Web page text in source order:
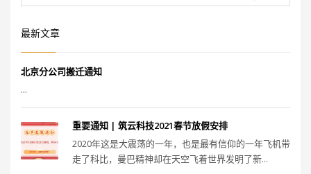
最新文章
北京分公司搬迁通知
...
重要通知 | 筑云科技2021春节放假安排
2020年这是大震荡的一年，也是最有信仰的一年飞机带
走了科比，曼巴精神却在天空飞着世界发明了新...